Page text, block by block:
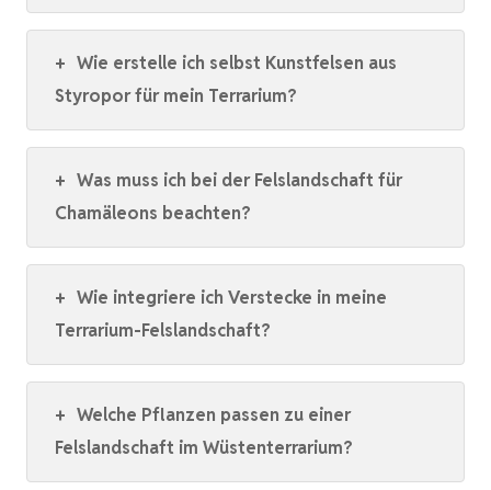
+ Wie erstelle ich selbst Kunstfelsen aus
Styropor für mein Terrarium?
+ Was muss ich bei der Felslandschaft für
Chamäleons beachten?
+ Wie integriere ich Verstecke in meine
Terrarium-Felslandschaft?
+ Welche Pflanzen passen zu einer
Felslandschaft im Wüstenterrarium?